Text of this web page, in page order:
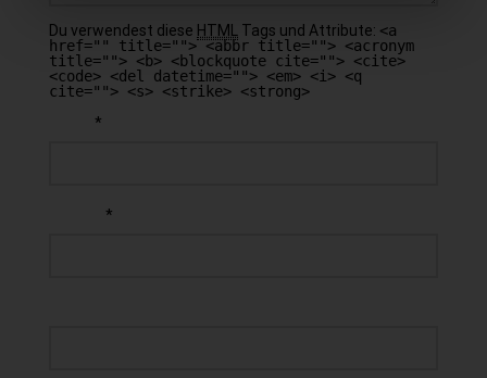
Du verwendest diese HTML Tags und Attribute: <a
href="" title=""> <abbr title=""> <acronym
title=""> <b> <blockquote cite=""> <cite>
<code> <del datetime=""> <em> <i> <q
cite=""> <s> <strike> <strong>
*
*